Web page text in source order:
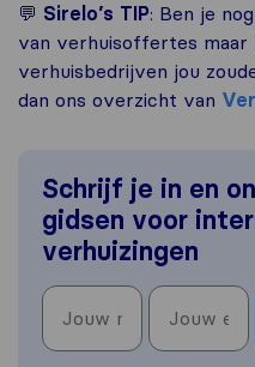
💬 Sirelo’s TIP: Ben je
van verhuisoffertes maar
verhuisbedrijven jou
dan ons overzicht van
Schrijf je in en
gidsen voor
verhuizingen